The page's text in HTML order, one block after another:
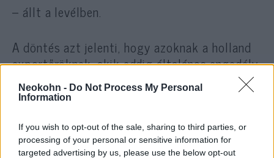
Neokohn - Do Not Process My Personal
Information
If you wish to opt-out of the sale, sharing to third parties, or
processing of your personal or sensitive information for
targeted advertising by us, please use the below opt-out
– állt a levélben.
A döntés azt jelenti, hogy azoknak a holland
exportőröknek, akik eddig általános engedély
alapján szállíthattak termékeket Izraelbe,
egyes termékek Izraelbe történő kivitelére
kormánytól, ami azért kritikus, mert